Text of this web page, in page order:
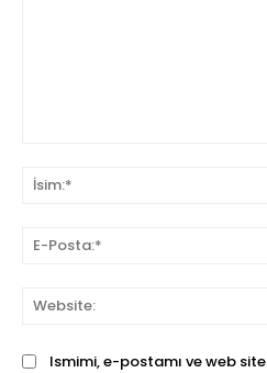
Ismimi, e-postamı ve web